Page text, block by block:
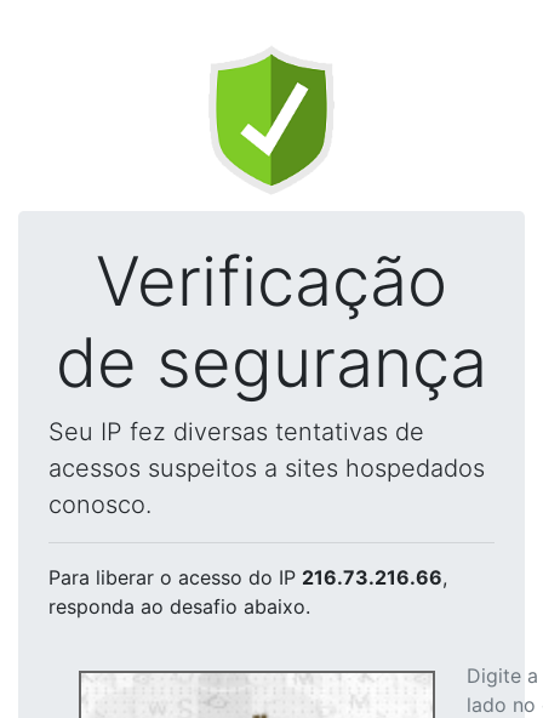
Verificação
de segurança
Seu IP fez diversas tentativas de
acessos suspeitos a sites hospedados
conosco.
Para liberar o acesso do IP 216.73.216.66,
responda ao desafio abaixo.
Digite
lado no